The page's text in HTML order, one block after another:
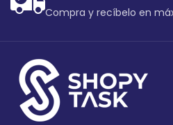
Compra y recíbelo en